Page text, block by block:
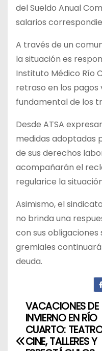
del Sueldo Anual
salarios
A través de un
la situación es
Instituto Médico Río
retraso en los pagos
fundamental de los
Desde ATSA
medidas adoptadas
de sus derechos
acompañarán el
regularice la
Asimismo, el
no brinda una
con sus obligaciones
gremiales
deuda.
NVACACIONES DE
INVIERNO EN RÍO
CUARTO:
CINE, TALLERES Y